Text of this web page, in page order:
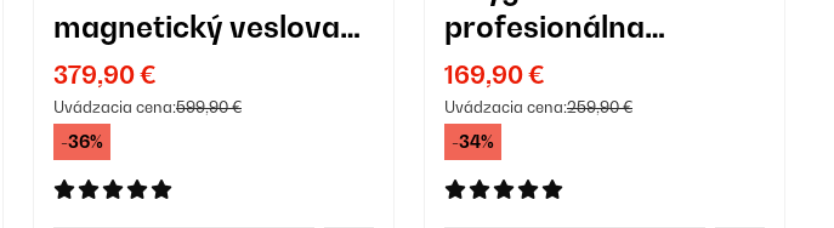
magnetický veslovací
trenažér
379,90 €
Uvádzacia cena:599,90 €
-36%
profesionálna
meteorologická
stanica
169,90 €
Uvádzacia cena:259,90 €
-34%